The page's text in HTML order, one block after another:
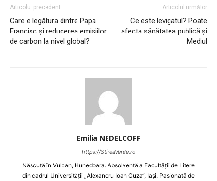
Articolul precedent
Care e legătura dintre Papa
Francisc și reducerea emisiilor
de carbon la nivel global?
Articolul următor
Ce este levigatul? Poate
afecta sănătatea publică și
Mediul
Emilia NEDELCOFF
https://StireaVerde.ro
Născută în Vulcan, Hunedoara. Absolventă a Facultății de Litere
din cadrul Universității „Alexandru Ioan Cuza“, Iaşi. Pasionată de